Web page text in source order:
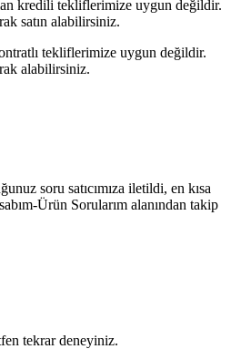
kredili tekliflerimize uygun değildir.
satın alabilirsiniz.
tekliflerimize uygun değildir.
alabilirsiniz.
soru satıcımıza iletildi, en kısa
Ürün Sorularım alanından takip
tekrar deneyiniz.